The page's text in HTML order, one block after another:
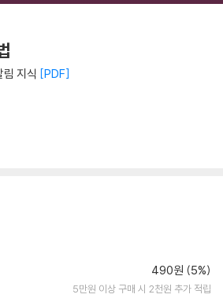
림 지식 PDF
490원 (5%)
5만원 이상 구매 시 2천원 추가 적립